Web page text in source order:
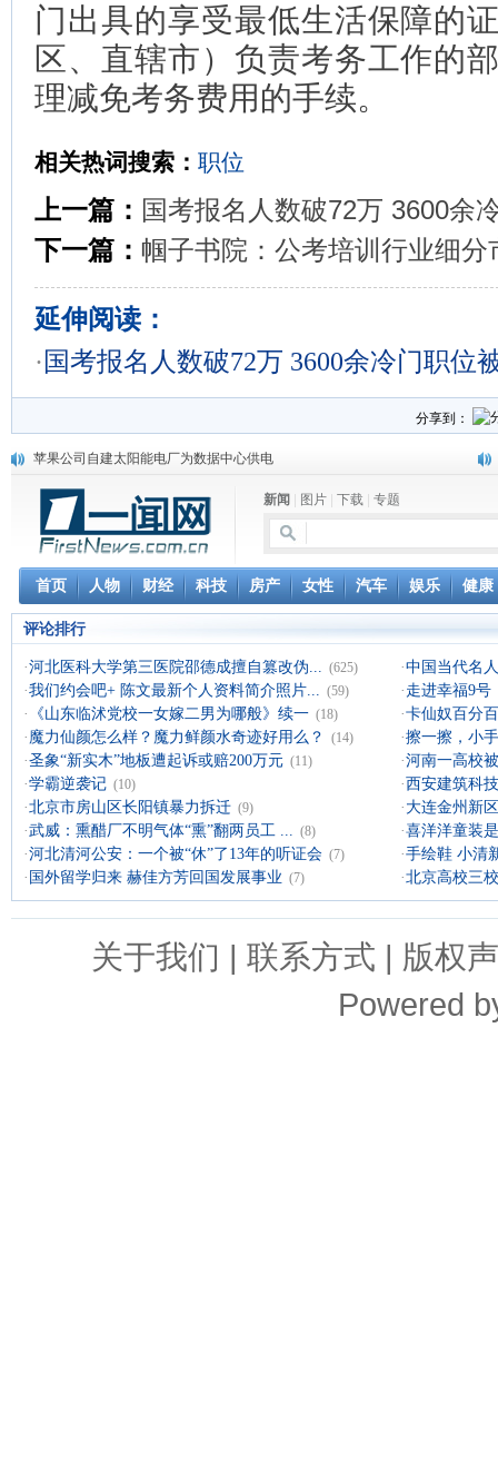
门出具的享受最低生活保障的
区、直辖市）负责考务工作的
理减免考务费用的手续。
相关热词搜索： 职位
上一篇： 国考报名人数破72万 3600余
下一篇： 帼子书院：公考培训行业细分
延伸阅读：
·国考报名人数破72万 3600余冷门职位
分享到：
评论排行
·河北医科大学第三医院邵德成擅自篡改伪... (625) ·中国当代名
·我们约会吧+ 陈文最新个人资料简介照片... (59) · 走进幸福9号
·
《山东临沭党校一女嫁二男为哪般》续一 (18) ·卡仙奴百分
· 魔力仙颜怎么样？魔力鲜颜水奇迹好用么？ (14) ·擦一擦，小
·圣象“新实木”地板遭起诉或赔200万元 (11) ·河南一高校
·学霸逆袭记 (10) ·西安建筑科
·北京市房山区长阳镇暴力拆迁 (9) · 大连金州新
·武威：熏醋厂不明气体“熏”翻两员工 ... (8) ·喜洋洋童装
·河北清河公安：一个被“休”了13年的听证会 (7) ·手绘鞋 小清
· 国外留学归来 赫佳方芳回国发展事业 (7) ·北京高校三
关于我们 | 联系方式 | 版权
Powered